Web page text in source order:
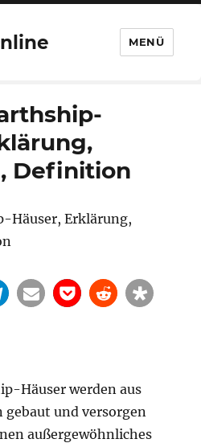
MENÜ
Definition
Häuser werden aus
und versorgen
außergewöhnliches